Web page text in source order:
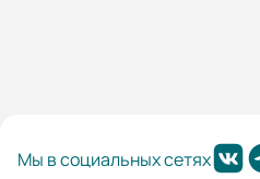
Мы в социальных сетях